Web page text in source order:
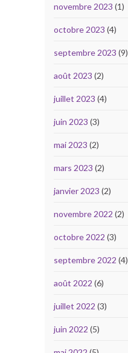
novembre 2023 (1)
octobre 2023 (4)
septembre 2023 (9)
août 2023 (2)
juillet 2023 (4)
juin 2023 (3)
mai 2023 (2)
mars 2023 (2)
janvier 2023 (2)
novembre 2022 (2)
octobre 2022 (3)
septembre 2022 (4)
août 2022 (6)
juillet 2022 (3)
juin 2022 (5)